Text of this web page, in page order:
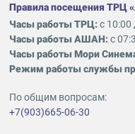
Правила посещения ТРЦ
Часы работы ТРЦ:с 10:00
Часы работы АШАН:с
Часы работы Мори
Режим работы службы
По общим вопросам:
+7(903)665-06-30